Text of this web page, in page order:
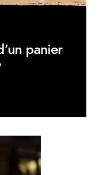
panier